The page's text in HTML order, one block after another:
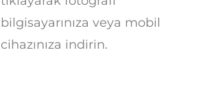
bilgisayarınıza veya mobil
cihazınıza indirin.